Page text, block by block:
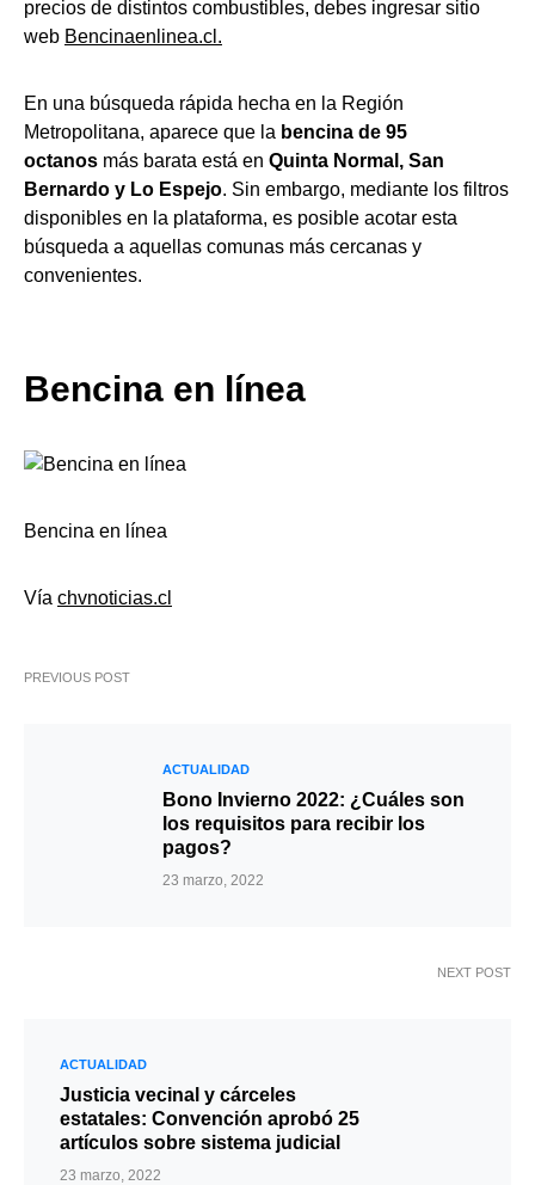
precios de distintos combustibles, debes ingresar sitio
web Bencinaenlinea.cl.
En una búsqueda rápida hecha en la Región
Metropolitana, aparece que la bencina de 95
octanos más barata está en Quinta Normal, San
Bernardo y Lo Espejo. Sin embargo, mediante los filtros
disponibles en la plataforma, es posible acotar esta
búsqueda a aquellas comunas más cercanas y
convenientes.
Bencina en línea
Bencina en línea
Vía chvnoticias.cl
PREVIOUS POST
ACTUALIDAD
Bono Invierno 2022: ¿Cuáles son
los requisitos para recibir los
pagos?
23 marzo, 2022
NEXT POST
ACTUALIDAD
Justicia vecinal y cárceles
estatales: Convención aprobó 25
artículos sobre sistema judicial
23 marzo, 2022